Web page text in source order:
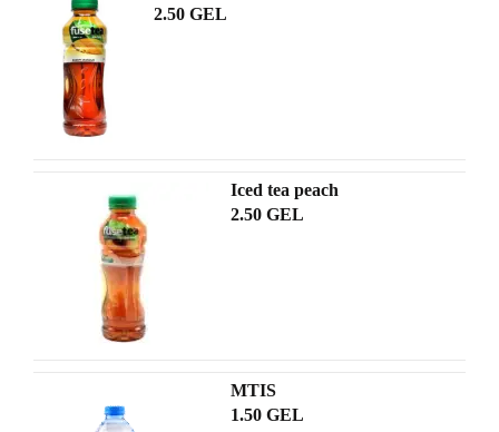
2.50 GEL
Iced tea peach
2.50 GEL
MTIS
1.50 GEL